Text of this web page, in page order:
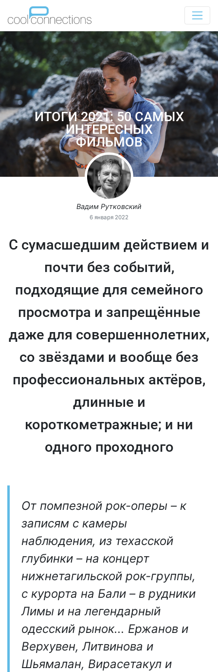
ИТОГИ 2021: 50 САМЫХ
ИНТЕРЕСНЫХ
ФИЛЬМОВ
Вадим Рутковский
6 января 2022
С сумасшедшим действием и
почти без событий,
подходящие для семейного
просмотра и запрещённые
даже для совершеннолетних,
со звёздами и вообще без
профессиональных актёров,
длинные и
короткометражные; и ни
одного проходного
От помпезной рок-оперы – к
записям с камеры
наблюдения, из техасской
глубинки – на концерт
нижнетагильской рок-группы,
с курорта на Бали – в рудники
Лимы и на легендарный
одесский рынок... Ержанов и
Верхувен, Литвинова и
Шьямалан, Вирасетакул и